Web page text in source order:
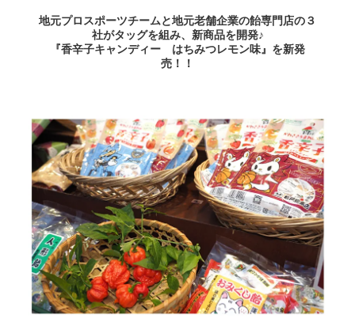
地元プロスポーツチームと地元老舗企業の飴専門店の３
社がタッグを組み、新商品を開発♪
『香辛子キャンディー はちみつレモン味』を新発
売！！